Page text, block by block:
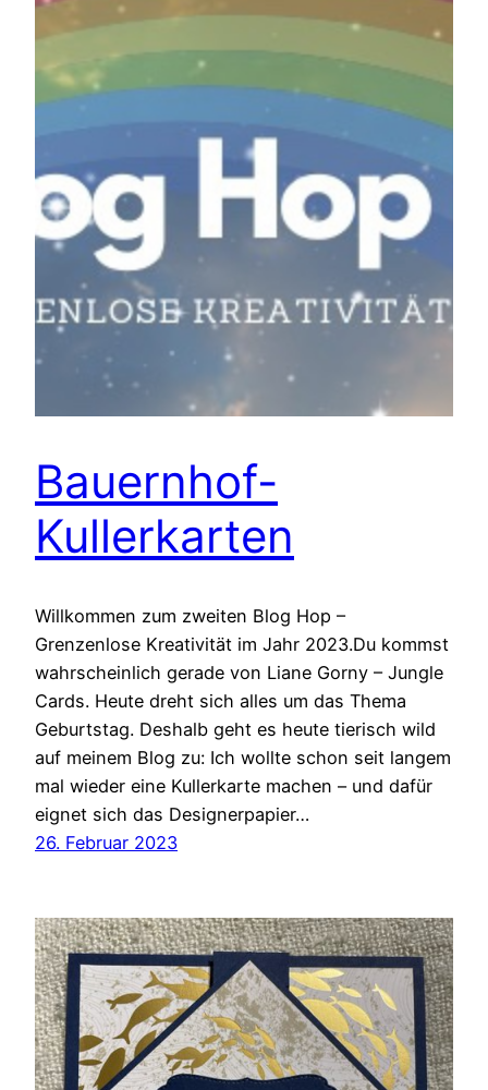
Bauernhof-
Kullerkarten
Willkommen zum zweiten Blog Hop –
Grenzenlose Kreativität im Jahr 2023.Du kommst
wahrscheinlich gerade von Liane Gorny – Jungle
Cards. Heute dreht sich alles um das Thema
Geburtstag. Deshalb geht es heute tierisch wild
auf meinem Blog zu: Ich wollte schon seit langem
mal wieder eine Kullerkarte machen – und dafür
eignet sich das Designerpapier…
26. Februar 2023